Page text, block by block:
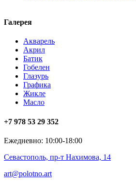
Галерея
Акварель
Акрил
Батик
Гобелен
Глазурь
Графика
Жикле
Масло
+7 978 53 29 352
Ежедневно: 10:00-18:00
Севастополь, пр-т Нахимова, 14
art@polotno.art